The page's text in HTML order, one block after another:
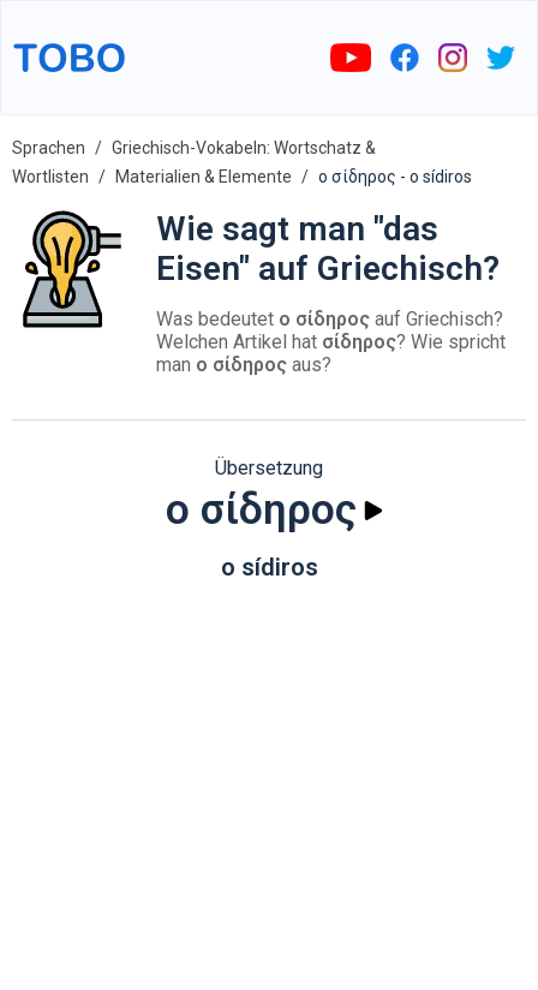
Sprachen
Griechisch-Vokabeln: Wortschatz &
Wortlisten
Materialien & Elemente ο σίδηρος - o sídiros
Wie sagt man "das
Eisen" auf Griechisch?
Was bedeutet ο σίδηρος auf Griechisch?
Welchen Artikel hat σίδηρος? Wie spricht
man ο σίδηρος aus?
Übersetzung
ο σίδηρος
o sídiros